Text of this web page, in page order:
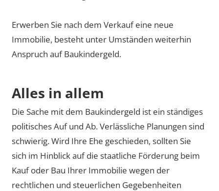
Erwerben Sie nach dem Verkauf eine neue
Immobilie, besteht unter Umständen weiterhin
Anspruch auf Baukindergeld.
Alles in allem
Die Sache mit dem Baukindergeld ist ein ständiges
politisches Auf und Ab. Verlässliche Planungen sind
schwierig. Wird Ihre Ehe geschieden, sollten Sie
sich im Hinblick auf die staatliche Förderung beim
Kauf oder Bau Ihrer Immobilie wegen der
rechtlichen und steuerlichen Gegebenheiten